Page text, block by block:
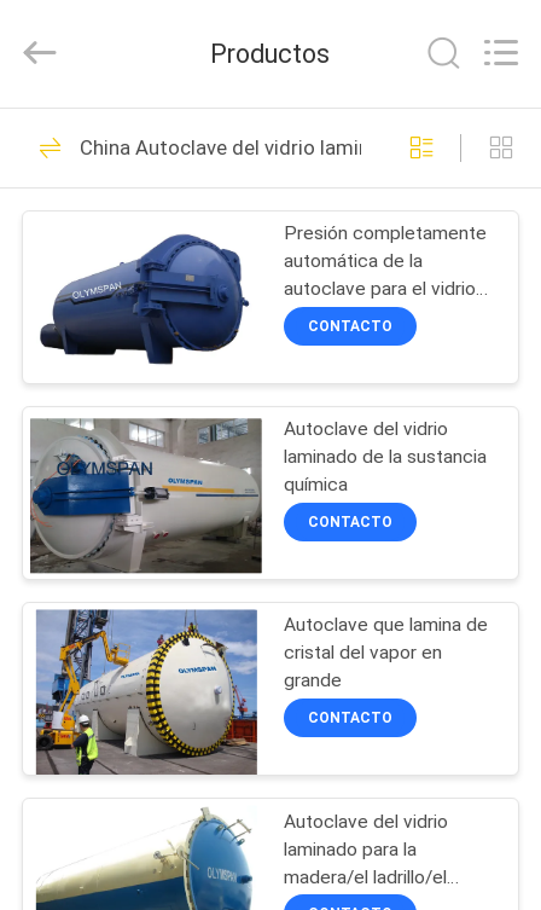
HOGAR
PRODUCTOS
SOBRE
NOSOTROS
VIAJE
LA
FÁBRICA
CONTROL
DE
CALIDAD
ÉNTRENOS
EN
CONTACTO
CON
Rights
by
Autoclave concreta
55
Madera Autoclave
41
Autoclave de
vulcanización
Productos
China Autoclave del vidrio laminado
Presión completamente
automática de la
autoclave para el vidrio
laminado con el regulador
del PLC
CONTACTO
Autoclave del vidrio
laminado de la sustancia
química
CONTACTO
Autoclave que lamina de
cristal del vapor en
grande
CONTACTO
Autoclave del vidrio
laminado para la
madera/el ladrillo/el
caucho/la comida, ligera